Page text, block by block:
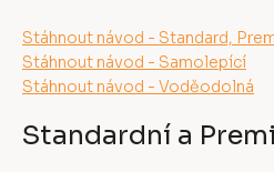
Stáhnout návod - Standard,
Stáhnout návod - Samolepící
Stáhnout návod - Voděodolná
Standardní a